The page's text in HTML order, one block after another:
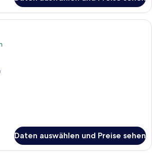
Ein Hotelzimmer mit zwei Betten,
Daten auswählen und Preise sehen